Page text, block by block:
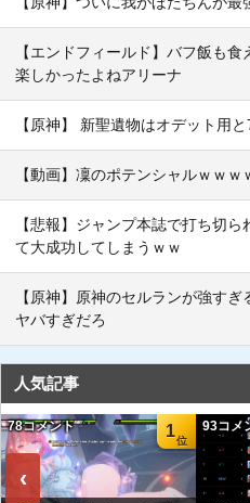
【エンドフィールド】バフ飯も
楽しかったよねアリーナ
【原神】 新聖遺物はオデット用
【動画】凜のポテンシャルｗｗｗ
【悲報】ジャンプ本誌で打ち切
て大成功してしまうｗｗ
【原神】原神のセルランが強す
ヤバすぎだろ
人気記事
‹
1
78コメント 93コメ